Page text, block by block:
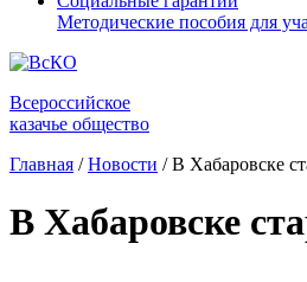
Методические пособия для
Всероссийское
казачье общество
Главная / Новости / В Хабаровске
В Хабаровске